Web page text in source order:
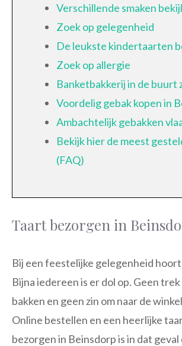
Verschillende smaken
Zoek op gelegenheid
De leukste kindertaarten
Zoek op allergie
Banketbakkerij in de buurt
Voordelig gebak kopen in
Ambachtelijk gebakken
Bekijk hier de meest
(FAQ)
Taart bezorgen in
Bij een feestelijke gelegenheid
Bijna iedereen is er dol op. Geen
bakken en geen zin om naar de
Online bestellen en een heerlijke
bezorgen in Beinsdorp is in dat geval